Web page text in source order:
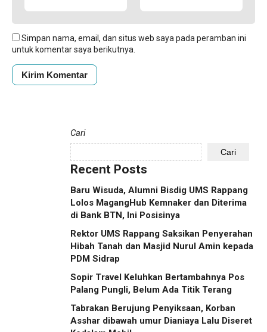
Simpan nama, email, dan situs web saya pada peramban ini
untuk komentar saya berikutnya.
Cari
Cari
Recent Posts
Baru Wisuda, Alumni Bisdig UMS Rappang
Lolos MagangHub Kemnaker dan Diterima
di Bank BTN, Ini Posisinya
Rektor UMS Rappang Saksikan Penyerahan
Hibah Tanah dan Masjid Nurul Amin kepada
PDM Sidrap
Sopir Travel Keluhkan Bertambahnya Pos
Palang Pungli, Belum Ada Titik Terang
Tabrakan Berujung Penyiksaan, Korban
Asshar dibawah umur Dianiaya Lalu Diseret